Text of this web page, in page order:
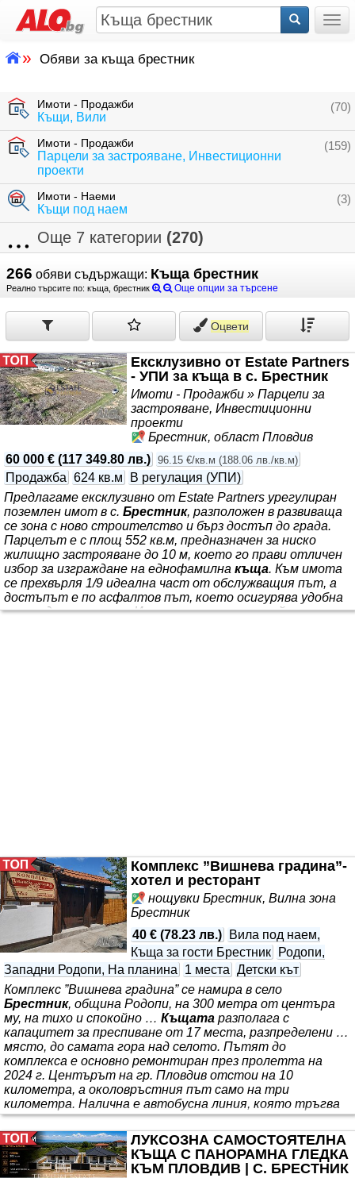
» Обяви за къща брестник
(70)
Имоти - Продажби
Къщи, Вили
(159)
Имоти - Продажби
Парцели за застрояване, Инвестиционни
проекти
(3)
Имоти - Наеми
Къщи под наем
Още 7 категории (270)
266 обяви съдържащи: Къща брестник
Реално търсите по: къща, брестник Още опции за търсене
Оцвети
Ексклузивно от Estate Partners
- УПИ за къща в с. Брестник
Имоти - Продажби » Парцели за
застрояване, Инвестиционни
проекти
Брестник, област Пловдив
60 000 € (117 349.80 лв.) 96.15 €/кв.м (188.06 лв./кв.м)
Продажба 624 кв.м
В регулация (УПИ)
Предлагаме ексклузивно от Estate Partners урегулиран
поземлен имот в с. Брестник, разположен в развиваща
се зона с ново строителство и бърз достъп до града.
Парцелът е с площ 552 кв.м, предназначен за ниско
жилищно застрояване до 10 м, което го прави отличен
избор за изграждане на еднофамилна къща. Към имота
се прехвърля 1/9 идеална част от обслужващия път, а
достъпът е по асфалтов път, което осигурява удобна
целогодишна връзка. Имотът се намира в район с нови
Комплекс ”Вишнева градина”-
хотел и ресторант
нощувки Брестник, Вилна зона
Брестник
40 € (78.23 лв.)
Вила под наем,
Къща за гости Брестник
Родопи,
Западни Родопи, На планина 1 места Детски кът
Комплекс ”Вишнева градина” се намира в село
Брестник, община Родопи, на 300 метра от центъра
му, на тихо и спокойно … Къщата разполага с
капацитет за преспиване от 17 места, разпределени …
място, до самата гора над селото. Пътят до
комплекса е основно ремонтиран през пролетта на
2024 г. Центърът на гр. Пловдив отстои на 10
километра, а околовръстния път само на три
километра. Налична е автобусна линия, която тръгва
от центъра на селото в посока Пловдив и Куклен.
Близостта до околовръстния път на гр. Пловдив прави
лесно и бързо придвижването по посока София,
Асеновград, Бачково и Смолян. *** в 7 уютни
ЛУКСОЗНА САМОСТОЯТЕЛНА
КЪЩА С ПАНОРАМНА ГЛЕДКА
КЪМ ПЛОВДИВ | С. БРЕСТНИК